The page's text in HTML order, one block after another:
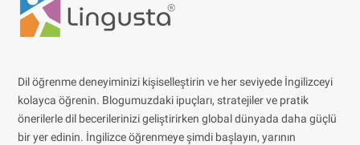
Dil öğrenme deneyiminizi kişiselleştirin ve her seviyede İngilizceyi
kolayca öğrenin. Blogumuzdaki ipuçları, stratejiler ve pratik
önerilerle dil becerilerinizi geliştirirken global dünyada daha güçlü
bir yer edinin. İngilizce öğrenmeye şimdi başlayın, yarının